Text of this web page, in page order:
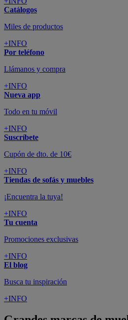
Catálogos
Miles de productos
+INFO
Por teléfono
Llámanos y compra
+INFO
Nueva app
Todo en tu móvil
+INFO
Suscríbete
Cupón de dto. de 10€
+INFO
Tiendas de sofás y muebles
¡Encuentra la tuya!
+INFO
Tu cuenta
Promociones exclusivas
+INFO
El blog
Busca tu inspiración
+INFO